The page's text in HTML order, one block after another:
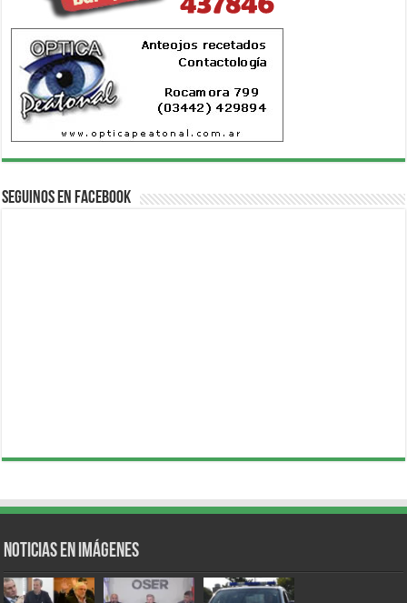
Seguinos en Facebook
Noticias en Imágenes